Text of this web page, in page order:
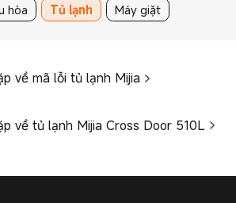
hòa
Tủ lạnh Máy giặt
về mã lỗi tủ lạnh Mijia
về tủ lạnh Mijia Cross Door 510L